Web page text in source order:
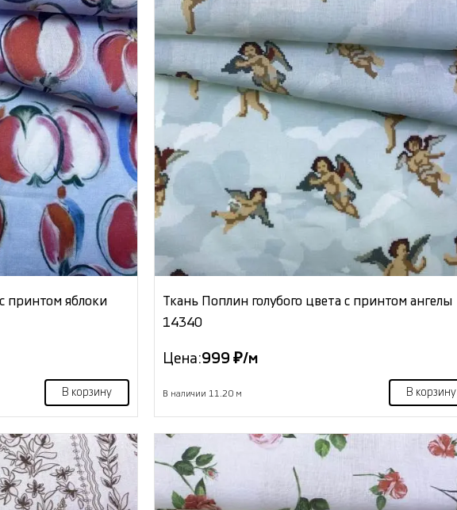
принтом яблоки
В корзину
Ткань Поплин голубого цвета с принтом ангелы
14340
Цена:999 ₽/м
В наличии 11.20 м В корзину